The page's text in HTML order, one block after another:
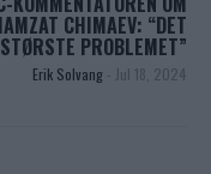
CHIMAEV: “DET
STØRSTE PROBLEMET”
Erik Solvang - Jul 18, 2024